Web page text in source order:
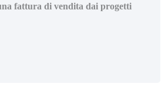
fattura di vendita dai progetti